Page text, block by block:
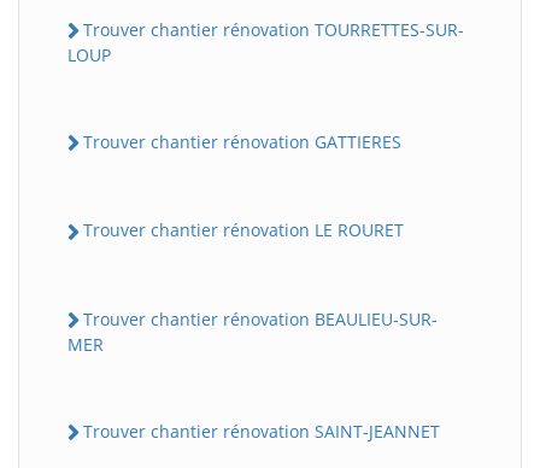
Trouver chantier rénovation TOURRETTES-SUR-
LOUP
Trouver chantier rénovation GATTIERES
Trouver chantier rénovation LE ROURET
Trouver chantier rénovation BEAULIEU-SUR-
MER
Trouver chantier rénovation SAINT-JEANNET